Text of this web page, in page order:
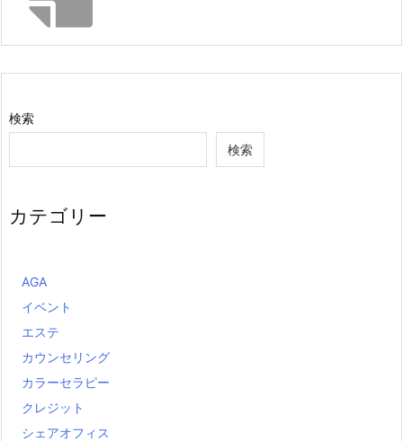
検索
検索
カテゴリー
AGA
イベント
エステ
カウンセリング
カラーセラピー
クレジット
シェアオフィス